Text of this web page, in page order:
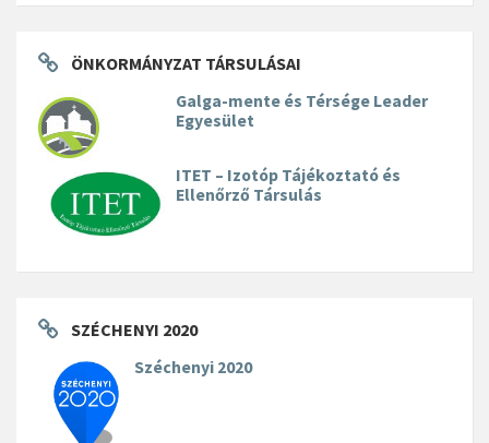
ÖNKORMÁNYZAT TÁRSULÁSAI
Galga-mente és Térsége Leader
Egyesület
ITET – Izotóp Tájékoztató és
Ellenőrző Társulás
SZÉCHENYI 2020
Széchenyi 2020